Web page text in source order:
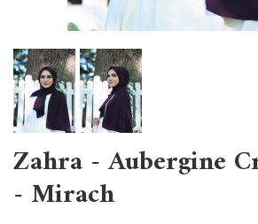
Zahra - Aubergine
- Mirach